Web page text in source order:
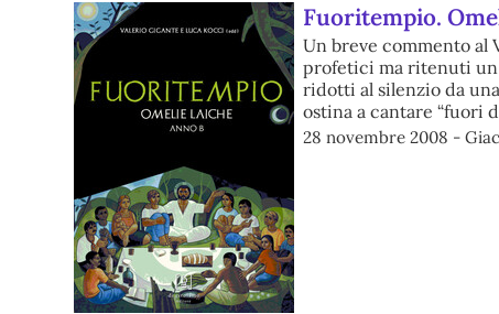
Fuoritempio.
Un breve commento al
profetici ma ritenuti un
ridotti al silenzio da
ostina a cantare “fuori
28 novembre 2008 -